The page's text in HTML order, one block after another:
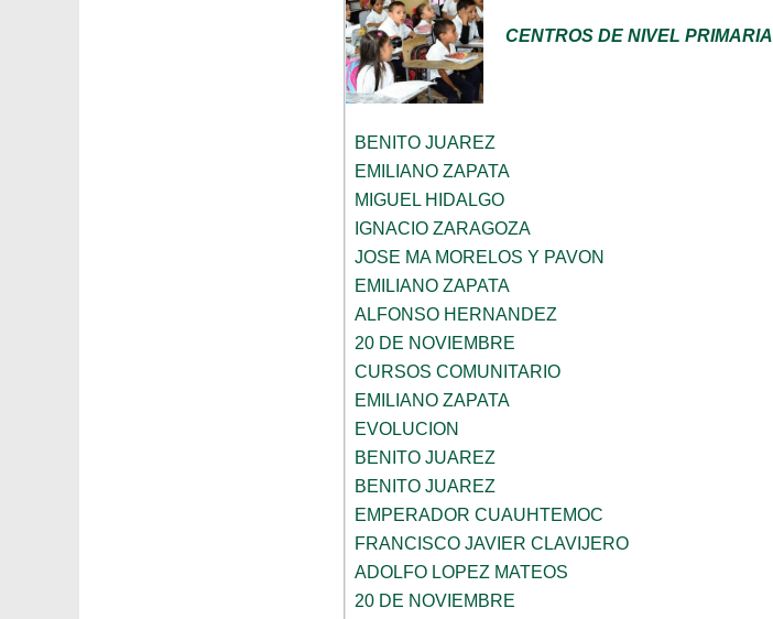
CENTROS DE NIVEL PRIMARIA
BENITO JUAREZ
EMILIANO ZAPATA
MIGUEL HIDALGO
IGNACIO ZARAGOZA
JOSE MA MORELOS Y PAVON
EMILIANO ZAPATA
ALFONSO HERNANDEZ
20 DE NOVIEMBRE
CURSOS COMUNITARIO
EMILIANO ZAPATA
EVOLUCION
BENITO JUAREZ
BENITO JUAREZ
EMPERADOR CUAUHTEMOC
FRANCISCO JAVIER CLAVIJERO
ADOLFO LOPEZ MATEOS
20 DE NOVIEMBRE